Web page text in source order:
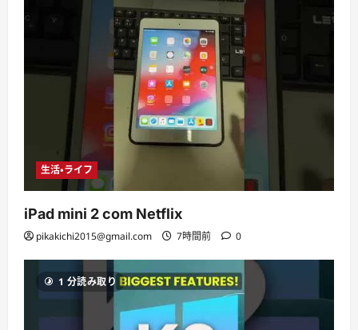
生活・ライフ
iPad mini 2 com Netflix
pikakichi2015@gmail.com 7時間前 0
1 分読み取り